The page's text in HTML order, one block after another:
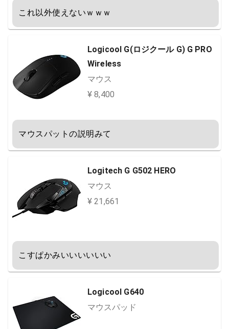
これ以外使えないｗｗｗ
Logicool G(ロジクール G) G PRO
Wireless
マウス
¥ 8,400
マウスパットの説明みて
Logitech G G502 HERO
マウス
¥ 21,661
こすぱかみいいいいいい
Logicool G640
マウスパッド